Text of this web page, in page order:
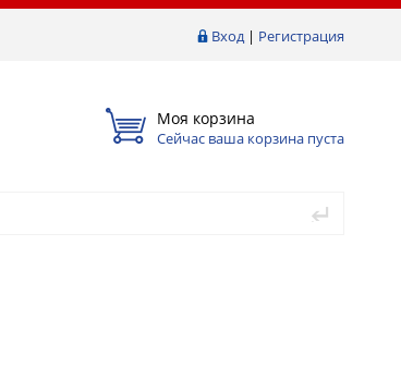
Вход| Регистрация
Моя корзина
Сейчас ваша корзина пуста